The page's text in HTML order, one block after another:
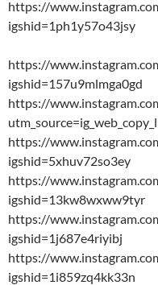
https://
igshid=1ph1y57o43jsy
https://
igshid=157u9mlmga0gd
https://
https://
igshid=5xhuv72so3ey
https://
igshid=13kw8wxww9tyr
https://
igshid=1j687e4riyibj
https://
igshid=1i859zq4kk33n